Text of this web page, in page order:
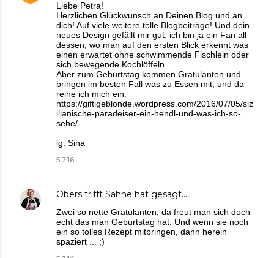
Liebe Petra!
Herzlichen Glückwunsch an Deinen Blog und an
dich! Auf viele weitere tolle Blogbeiträge! Und dein
neues Design gefällt mir gut, ich bin ja ein Fan all
dessen, wo man auf den ersten Blick erkennt was
einen erwartet ohne schwimmende Fischlein oder
sich bewegende Kochlöffeln..
Aber zum Geburtstag kommen Gratulanten und
bringen im besten Fall was zu Essen mit, und da
reihe ich mich ein:
https://giftigeblonde.wordpress.com/2016/07/05/siz
ilianische-paradeiser-ein-hendl-und-was-ich-so-
sehe/
lg. Sina
5.7.16
Obers trifft Sahne hat gesagt…
Zwei so nette Gratulanten, da freut man sich doch
echt das man Geburtstag hat. Und wenn sie noch
ein so tolles Rezept mitbringen, dann herein
spaziert ... ;)